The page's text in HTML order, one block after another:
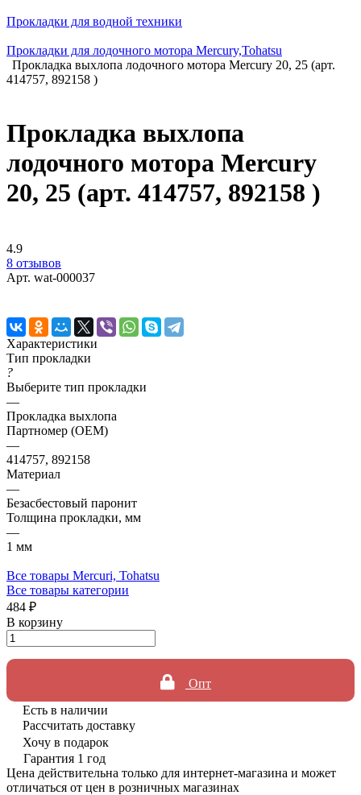
Прокладки для водной техники
Прокладки для лодочного мотора Mercury,Tohatsu
Прокладка выхлопа лодочного мотора Mercury 20, 25 (арт.
414757, 892158 )
Прокладка выхлопа
лодочного мотора Mercury
20, 25 (арт. 414757, 892158 )
4.9
8 отзывов
Арт. wat-000037
Характеристики
Тип прокладки
?
Выберите тип прокладки
—
Прокладка выхлопа
Партномер (OEM)
—
414757, 892158
Материал
—
Безасбестовый паронит
Толщина прокладки, мм
—
1 мм
Все товары Mercuri, Tohatsu
Все товары категории
484 ₽
В корзину
Опт
Есть в наличии
Рассчитать доставку
Хочу в подарок
Гарантия 1 год
Цена действительна только для интернет-магазина и может
отличаться от цен в розничных магазинах